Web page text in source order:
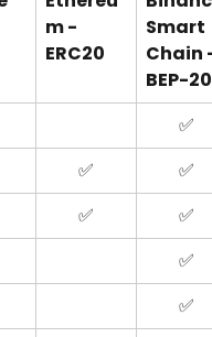
m -
ERC20
Smart
Chain
BEP-20
✅
✅ ✅
✅ ✅
✅
✅